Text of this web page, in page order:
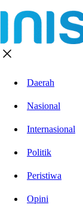
Daerah
Nasional
Internasional
Politik
Peristiwa
Opini